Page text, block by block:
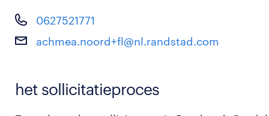
0627521771
achmea.noord+fl@nl.randstad.com
het sollicitatieproces